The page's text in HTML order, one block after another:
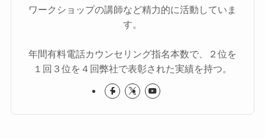
ワークショップの講師など精力的に活動していま
す。
年間有料電話カウンセリング指名本数で、２位を
１回３位を４回弊社で表彰された実績を持つ。